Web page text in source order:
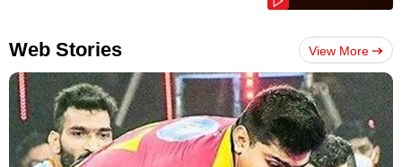
Web Stories View More